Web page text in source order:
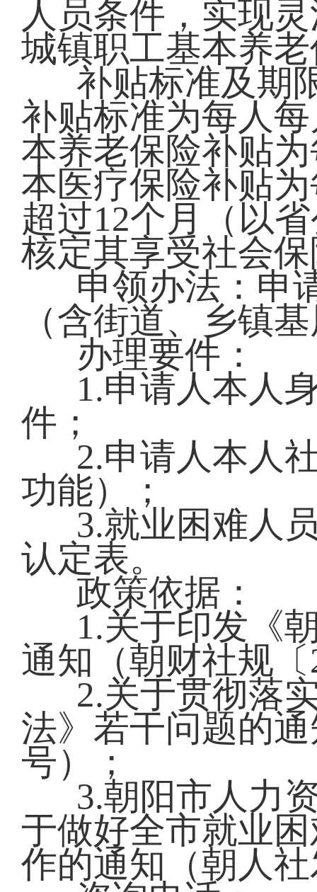
人员条件，实现
城镇职工基本养
补贴标准及期
补贴标准为每人
本养老保险补贴
本医疗保险补贴
超过12个月（以
核定其享受社会
申领办法：申
（含街道、乡镇
办理要件：
1.申请人本人
件；
2.申请人本人
功能）；
3.就业困难人
认定表。
政策依据：
1.关于印发《
通知（朝财社规
2.关于贯彻落
法》若干问题的
号）；
3.朝阳市人力
于做好全市就业
作的通知（朝人